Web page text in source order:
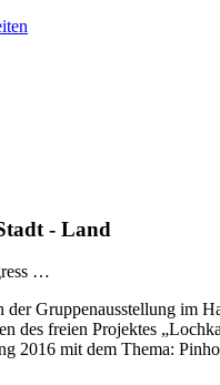
- Land
…
der Gruppenausstellung im
des freien Projektes
2016 mit dem Thema: